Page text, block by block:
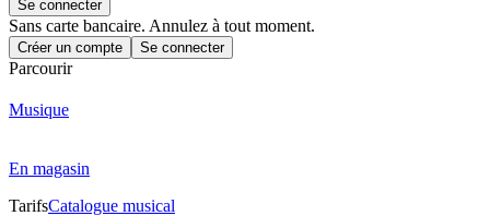
Se connecter
Sans carte bancaire. Annulez à tout moment.
Créer un compte Se connecter
Parcourir
Musique
En magasin
TarifsCatalogue musical